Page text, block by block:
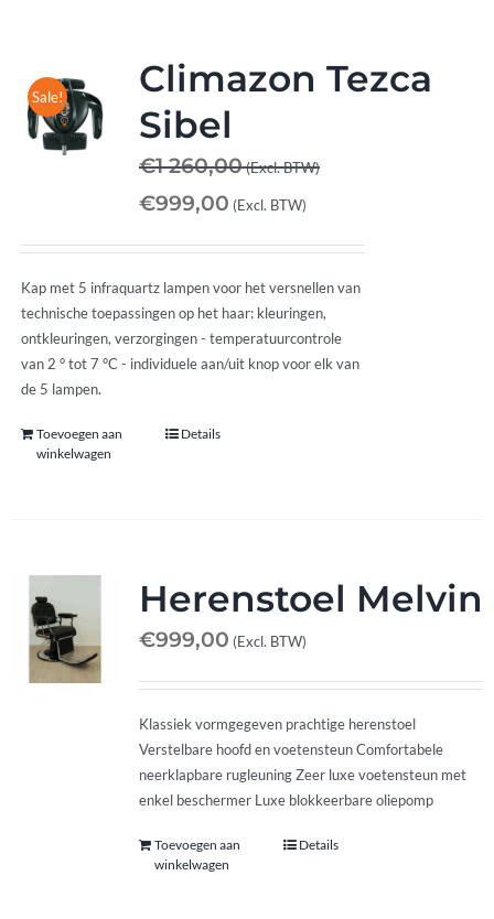
Sale!
Climazon Tezca
Sibel
€1 260,00(Excl. BTW)
€999,00 (Excl. BTW)
Kap met 5 infraquartz lampen voor het versnellen van
technische toepassingen op het haar: kleuringen,
ontkleuringen, verzorgingen - temperatuurcontrole
van 2 ° tot 7 °C - individuele aan/uit knop voor elk van
de 5 lampen.
Toevoegen aan
winkelwagen
Details
Herenstoel Melvin
€999,00 (Excl. BTW)
Klassiek vormgegeven prachtige herenstoel
Verstelbare hoofd en voetensteun Comfortabele
neerklapbare rugleuning Zeer luxe voetensteun met
enkel beschermer Luxe blokkeerbare oliepomp
Toevoegen aan
winkelwagen
Details